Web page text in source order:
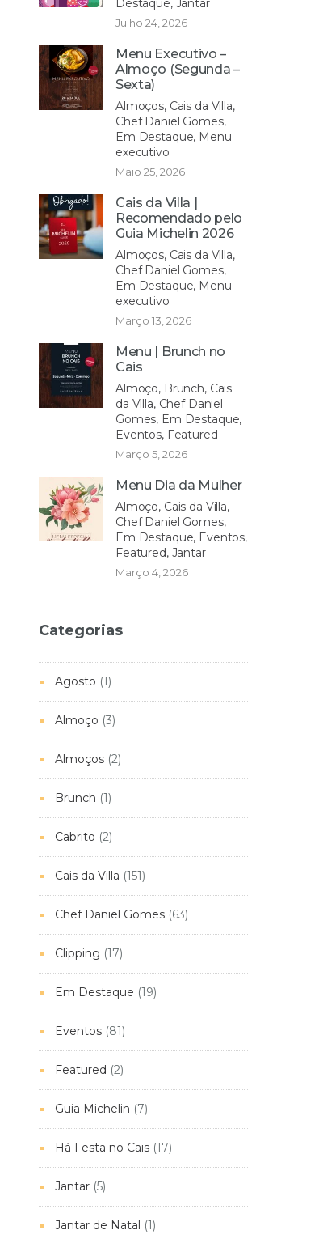
Destaque, Jantar
Julho 24, 2026
Menu Executivo –
Almoço (Segunda –
Sexta)
Almoços, Cais da Villa,
Chef Daniel Gomes,
Em Destaque, Menu
executivo
Maio 25, 2026
Cais da Villa |
Recomendado pelo
Guia Michelin 2026
Almoços, Cais da Villa,
Chef Daniel Gomes,
Em Destaque, Menu
executivo
Março 13, 2026
Menu | Brunch no
Cais
Almoço, Brunch, Cais
da Villa, Chef Daniel
Gomes, Em Destaque,
Eventos, Featured
Março 5, 2026
Menu Dia da Mulher
Almoço, Cais da Villa,
Chef Daniel Gomes,
Em Destaque, Eventos,
Featured, Jantar
Março 4, 2026
Categorias
Agosto (1)
Almoço (3)
Almoços(2)
Brunch (1)
Cabrito (2)
Cais da Villa (151)
Chef Daniel Gomes(63)
Clipping (17)
Em Destaque (19)
Eventos(81)
Featured (2)
Guia Michelin (7)
Há Festa no Cais(17)
Jantar(5)
Jantar de Natal (1)